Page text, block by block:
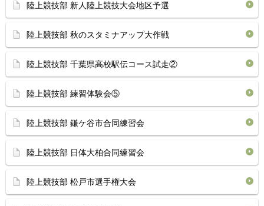
陸上競技部 新人陸上競技大会地区予選
陸上競技部 秋のスタミナアップ大作戦
陸上競技部 千葉県高校駅伝コース試走②
陸上競技部 練習体験会⑤
陸上競技部 鎌ケ谷市合同練習会
陸上競技部 日体大柏合同練習会
陸上競技部 松戸市選手権大会